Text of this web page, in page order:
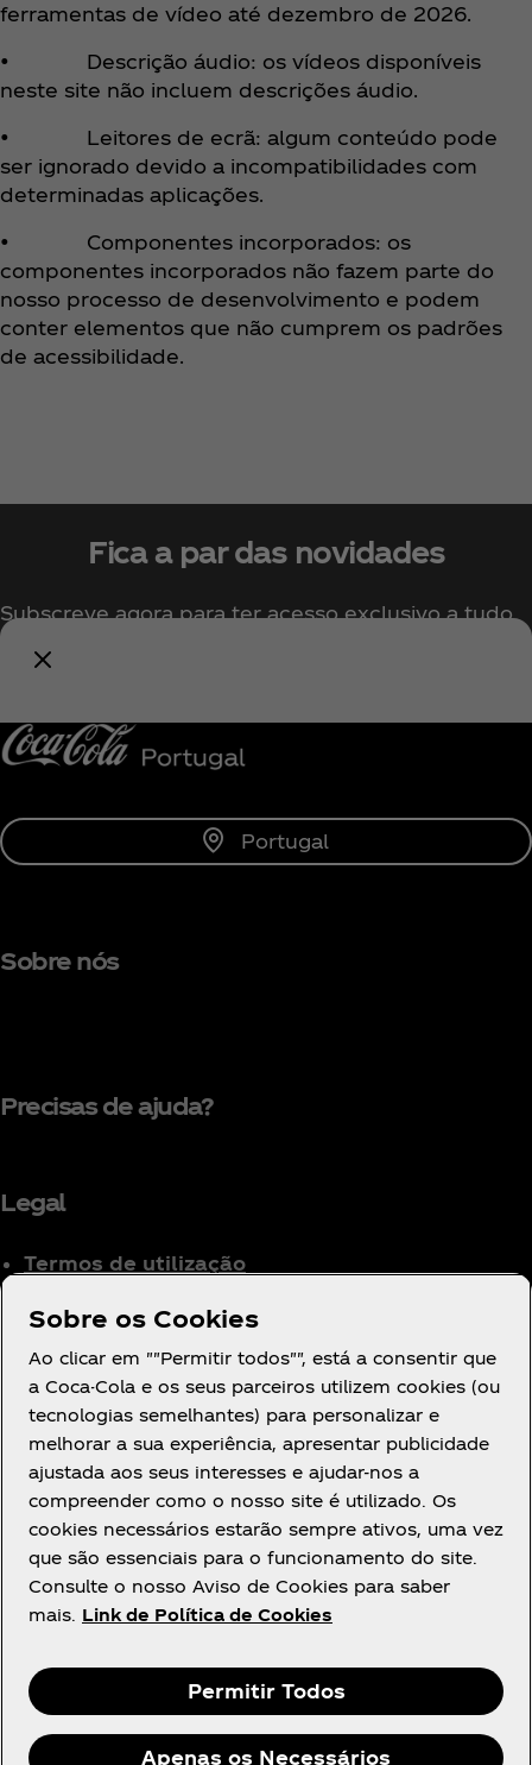
ferramentas de vídeo até dezembro de 2026.
• Descrição áudio: os vídeos disponíveis
neste site não incluem descrições áudio.
• Leitores de ecrã: algum conteúdo pode
ser ignorado devido a incompatibilidades com
determinadas aplicações.
• Componentes incorporados: os
componentes incorporados não fazem parte do
nosso processo de desenvolvimento e podem
conter elementos que não cumprem os padrões
de acessibilidade.
Fica a par das novidades
Subscreve agora para ter acesso exclusivo a tudo
sobre a Coca‑Cola!
Portugal
Sobre nós
Precisas de ajuda?
Legal
Termos de utilização
para Consumidores
Definições de cookies
Aviso de Cookies
Declaração de
Acessibilidade
Sobre os Cookies
Ao clicar em ""Permitir todos"", está a consentir que
a Coca-Cola e os seus parceiros utilizem cookies (ou
tecnologias semelhantes) para personalizar e
melhorar a sua experiência, apresentar publicidade
ajustada aos seus interesses e ajudar-nos a
compreender como o nosso site é utilizado. Os
cookies necessários estarão sempre ativos, uma vez
que são essenciais para o funcionamento do site.
Consulte o nosso Aviso de Cookies para saber
mais. Link de Política de Cookies
Permitir Todos
Apenas os Necessários